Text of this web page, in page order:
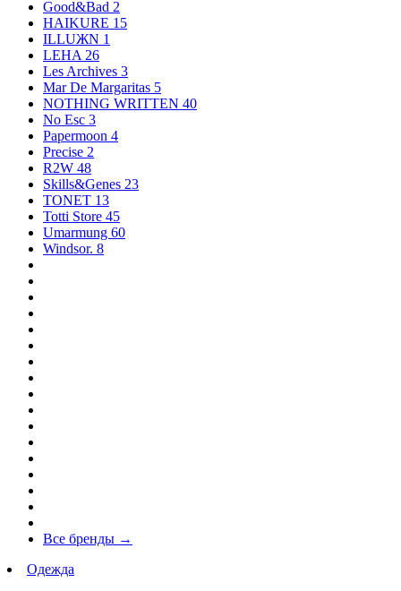
Good&Bad 2
HAIKURE 15
ILLUЖN 1
LEHA 26
Les Archives 3
Mar De Margaritas 5
NOTHING WRITTEN 40
No Esc 3
Papermoon 4
Precise 2
R2W 48
Skills&Genes 23
TONET 13
Totti Store 45
Umarmung 60
Windsor. 8
Все бренды →
Одежда